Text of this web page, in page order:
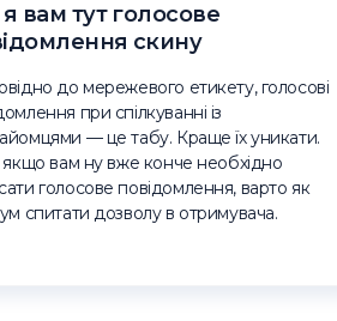
вам тут голосове
скину
до мережевого етикету, голосові
при спілкуванні із
— це табу. Краще їх уникати.
якщо вам ну вже конче необхідно
голосове повідомлення, варто як
спитати дозволу в отримувача.